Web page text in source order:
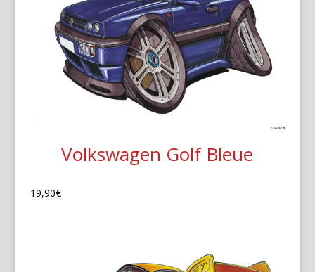
Volkswagen Golf Bleue
19,90€